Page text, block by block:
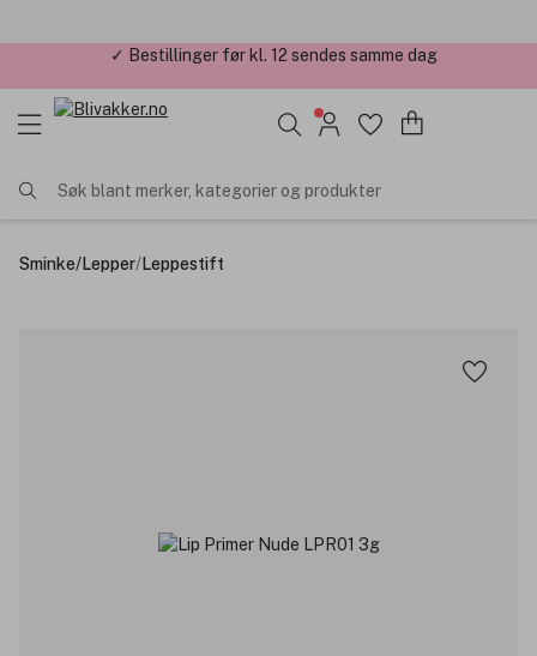
✓ Årets Nettbutikk 2026 og 2025
Søk blant merker, kategorier og produkter
Sminke/Lepper/Leppestift